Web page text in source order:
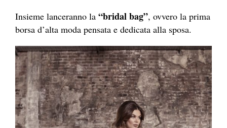
Insieme lanceranno la “bridal bag”, ovvero la prima
borsa d’alta moda pensata e dedicata alla sposa.